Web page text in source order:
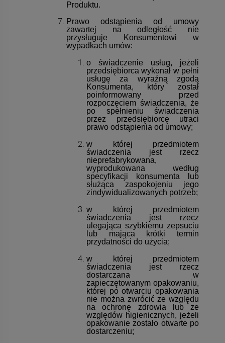
Produktu.
Prawo odstąpienia od umowy
zawartej na odległość nie
przysługuje Konsumentowi w
wypadkach umów:
o świadczenie usług, jeżeli
przedsiębiorca wykonał w pełni
usługę za wyraźną zgodą
Konsumenta, który został
poinformowany przed
rozpoczęciem świadczenia, że
po spełnieniu świadczenia
przez przedsiębiorcę utraci
prawo odstąpienia od umowy;
w której przedmiotem
świadczenia jest rzecz
nieprefabrykowana,
wyprodukowana według
specyfikacji konsumenta lub
służąca zaspokojeniu jego
zindywidualizowanych potrzeb;
w której przedmiotem
świadczenia jest rzecz
ulegająca szybkiemu zepsuciu
lub mająca krótki termin
przydatności do użycia;
w której przedmiotem
świadczenia jest rzecz
dostarczana w
zapieczętowanym opakowaniu,
której po otwarciu opakowania
nie można zwrócić ze względu
na ochronę zdrowia lub ze
względów higienicznych, jeżeli
opakowanie zostało otwarte po
dostarczeniu;